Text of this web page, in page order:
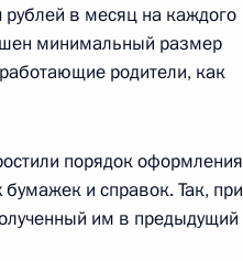
рублей в месяц на каждого
минимальный размер
родители, как
порядок оформления
и справок. Так, при
им в предыдущий